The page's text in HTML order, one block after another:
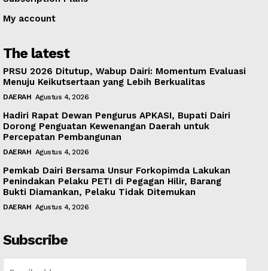
My account
The latest
PRSU 2026 Ditutup, Wabup Dairi: Momentum Evaluasi
Menuju Keikutsertaan yang Lebih Berkualitas
DAERAH Agustus 4, 2026
Hadiri Rapat Dewan Pengurus APKASI, Bupati Dairi
Dorong Penguatan Kewenangan Daerah untuk
Percepatan Pembangunan
DAERAH Agustus 4, 2026
Pemkab Dairi Bersama Unsur Forkopimda Lakukan
Penindakan Pelaku PETI di Pegagan Hilir, Barang
Bukti Diamankan, Pelaku Tidak Ditemukan
DAERAH Agustus 4, 2026
Subscribe